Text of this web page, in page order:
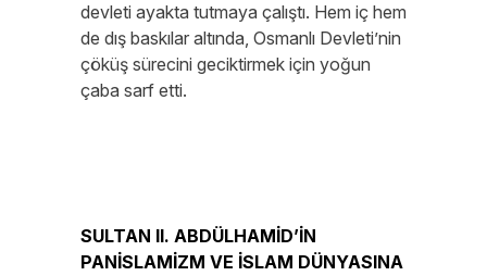
devleti ayakta tutmaya çalıştı. Hem iç hem
de dış baskılar altında, Osmanlı Devleti’nin
çöküş sürecini geciktirmek için yoğun
çaba sarf etti.
SULTAN II. ABDÜLHAMİD’İN
PANİSLAMİZM VE İSLAM DÜNYASINA